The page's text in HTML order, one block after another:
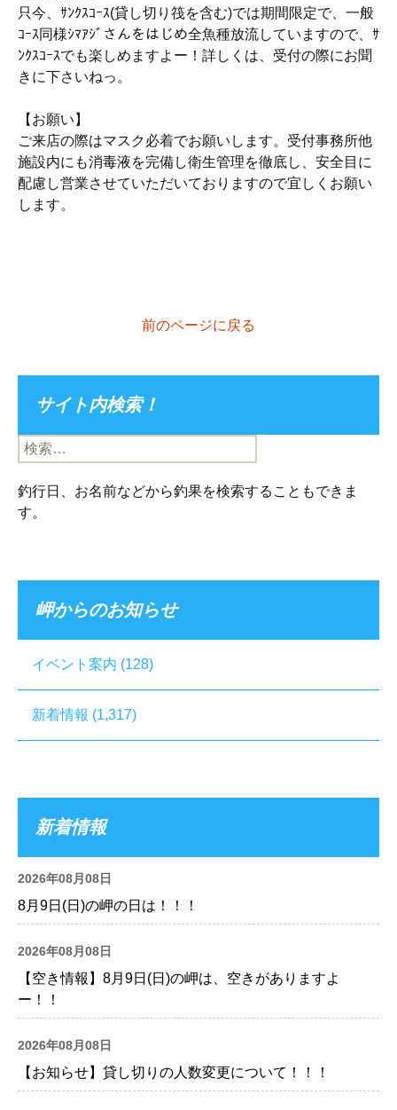
只今、ｻﾝｸｽｺｰｽ(貸し切り筏を含む)では期間限定で、一般
ｺｰｽ同様ｼﾏｱｼﾞさんをはじめ全魚種放流していますので、ｻ
ﾝｸｽｺｰｽでも楽しめますよー！詳しくは、受付の際にお聞
きに下さいねっ。
【お願い】
ご来店の際はマスク必着でお願いします。受付事務所他
施設内にも消毒液を完備し衛生管理を徹底し、安全目に
配慮し営業させていただいておりますので宜しくお願い
します。
前のページに戻る
サイト内検索！
検
索:
釣行日、お名前などから釣果を検索することもできま
す。
岬からのお知らせ
イベント案内 (128)
新着情報 (1,317)
新着情報
2026年08月08日
8月9日(日)の岬の日は！！！
2026年08月08日
【空き情報】8月9日(日)の岬は、空きがありますよ
ー！！
2026年08月08日
【お知らせ】貸し切りの人数変更について！！！